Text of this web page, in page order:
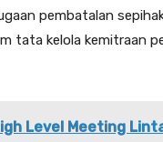
pembatalan
tata kelola kemitraan
Level Meeting